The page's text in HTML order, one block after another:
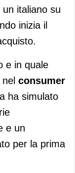
un italiano su
inizia il
e in quale
consumer
ha simulato
e un
per la prima